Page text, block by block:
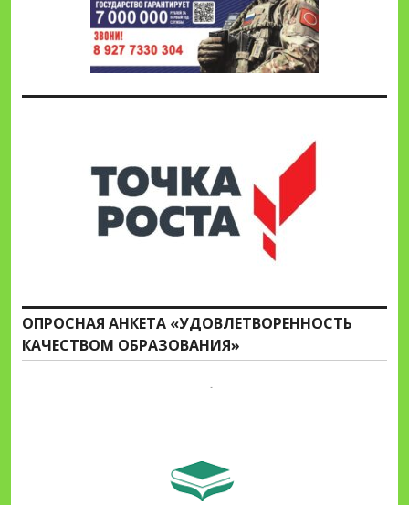
ОПРОСНАЯ АНКЕТА «УДОВЛЕТВОРЕННОСТЬ
КАЧЕСТВОМ ОБРАЗОВАНИЯ»